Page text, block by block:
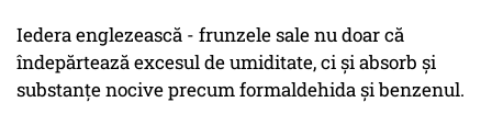
Iedera englezească - frunzele sale nu doar că
îndepărtează excesul de umiditate, ci și absorb și
substanțe nocive precum formaldehida și benzenul.